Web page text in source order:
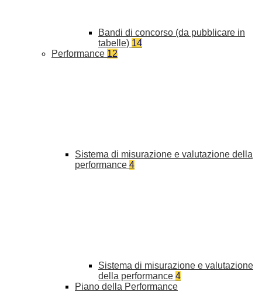
Bandi di concorso (da pubblicare in
tabelle) 14
Performance 12
Sistema di misurazione e valutazione della
performance 4
Sistema di misurazione e valutazione
della performance 4
Piano della Performance